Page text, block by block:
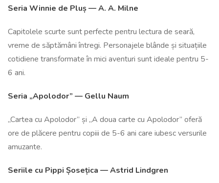
Seria Winnie de Pluș — A. A. Milne
Capitolele scurte sunt perfecte pentru lectura de seară,
vreme de săptămâni întregi. Personajele blânde și situațiile
cotidiene transformate în mici aventuri sunt ideale pentru 5-
6 ani.
Seria „Apolodor” — Gellu Naum
„Cartea cu Apolodor” și „A doua carte cu Apolodor” oferă
ore de plăcere pentru copiii de 5-6 ani care iubesc versurile
amuzante.
Seriile cu Pippi Șosețica — Astrid Lindgren